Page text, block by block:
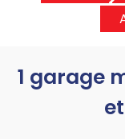
1 garage